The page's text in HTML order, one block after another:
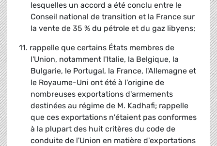
lesquelles un accord a été conclu entre le
Conseil national de transition et la France sur
la vente de 35 % du pétrole et du gaz libyens;
11. rappelle que certains États membres de
l'Union, notamment l'Italie, la Belgique, la
Bulgarie, le Portugal, la France, l'Allemagne et
le Royaume-Uni ont été à l'origine de
nombreuses exportations d'armements
destinées au régime de M. Kadhafi; rappelle
que ces exportations n'étaient pas conformes
à la plupart des huit critères du code de
conduite de l'Union en matière d'exportations